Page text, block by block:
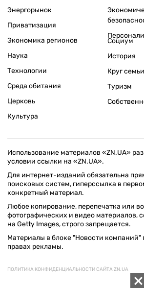
Энергорынок
Приватизация
Экономика регионов
Наука
Технологии
Среда обитания
Церковь
Культура
Социум
История
Круг семьи
Туризм
Использование материалов «ZN.UA»
условии ссылки на «ZN.UA».
Для интернет-изданий обязательна
поисковых систем, гиперссылка в
конкретный материал.
Любое копирование, перепечатка или
фотографических и видео материалов,
на Getty Images, строго запрещается.
Материалы в блоке "Новости компаний"
правах рекламы.
ПОЛИТИКА КОНФИДЕНЦИАЛЬНОСТИ САЙТА ZN.UA
© 1994–2026 «ЗЕРКАЛО НЕДЕЛИ. УКРАИНА». ВСЕ